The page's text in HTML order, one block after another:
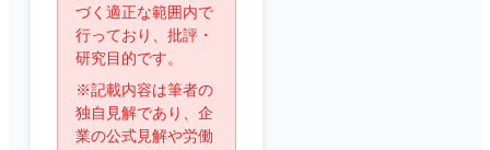
づく適正な範囲内で
行っており、批評・
研究目的です。
※記載内容は筆者の
独自見解であり、企
業の公式見解や労働